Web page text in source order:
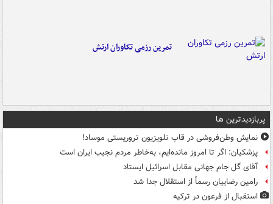
تمرین رزمی تکاوران ارتش
پربازدیدترین ها
نمایش وطن‌فروشی در قاب تلویزیون تروریستی موساد!
پزشکیان: اگر تا امروز مانده‌ایم، به‌خاطر مردم نجیب ایران است
آقای گل جام جهانی مقابل اسرائیل ایستاد
رامین رضاییان رسماً از استقلال جدا شد
استقبال از فرعون در ترکیه